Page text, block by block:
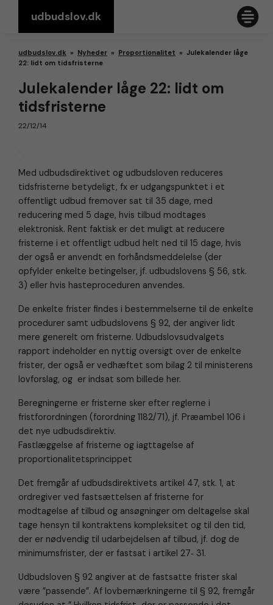
udbudslov.dk
udbudslov.dk » Nyheder » Proportionalitet » Julekalender låge
22: lidt om tidsfristerne
Julekalender låge 22: lidt om
tidsfristerne
22/12/14
Med udbudsdirektivet og udbudsloven reduceres
tidsfristerne betydeligt, fx er udgangspunktet i et
offentligt udbud fremover sat til 35 dage, med
reducering med 5 dage, hvis tilbud modtages
elektronisk. Rent faktisk er det muligt at reducere
fristerne i et offentligt udbud helt ned til 15 dage, hvis
der også er anvendt en forhåndsmeddelelse (der
opfylder enkelte betingelser, jf. udbudslovens § 56, stk.
3) eller hvis hasteproceduren anvendes.
De enkelte frister findes i bestemmelserne til de enkelte
procedurer samt udbudslovens § 92, der angiver lidt
mere generelt om fristerne. Udbudslovsudvalgets
rapport indeholder en nyttig oversigt over de enkelte
frister, der også er vedhæftet som bilag 2 til ministerens
lovforslag, og er indsat som billede her.
Beregningerne er fristerne sker efter reglerne i
fristforordningen (forordning 1182/71), jf. Præambel 106 i
det nye udbudsdirektiv.
Fastlæggelse af fristerne og iagttagelse af
proportionalitetsprincippet
Det fremgår af udbudsdirektivets artikel 47, stk. 1, at
ordregiver ved fastsættelsen af fristerne for
modtagelse af tilbud og ansøgninger om deltagelse skal
tage hensyn til kontraktens kompleksitet og til den tid,
der er nødvendig til udarbejdelsen af tilbud, jf. dog de
minimumsfrister, der er fastsat i artikel 27‐ 31.
Udbudsloven § 92 angiver at de fastsatte frister skal
være ”passende”. Af lovbemærkningerne til § 92, fremgår